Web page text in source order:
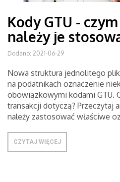
Kody GTU -
należy je
Dodano: 2021-06-29
Nowa struktura jednolitego
na podatnikach oznaczenie
obowiązkowymi kodami GTU.
transakcji dotyczą? Przeczytaj
należy zastosować właściwe
CZYTAJ WIĘCEJ